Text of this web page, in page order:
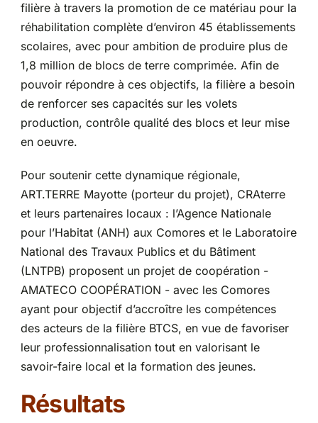
filière à travers la promotion de ce matériau pour la
réhabilitation complète d’environ 45 établissements
scolaires, avec pour ambition de produire plus de
1,8 million de blocs de terre comprimée. Afin de
pouvoir répondre à ces objectifs, la filière a besoin
de renforcer ses capacités sur les volets
production, contrôle qualité des blocs et leur mise
en oeuvre.
Pour soutenir cette dynamique régionale,
ART.TERRE Mayotte (porteur du projet), CRAterre
et leurs partenaires locaux : l’Agence Nationale
pour l’Habitat (ANH) aux Comores et le Laboratoire
National des Travaux Publics et du Bâtiment
(LNTPB) proposent un projet de coopération -
AMATECO COOPÉRATION - avec les Comores
ayant pour objectif d’accroître les compétences
des acteurs de la filière BTCS, en vue de favoriser
leur professionnalisation tout en valorisant le
savoir-faire local et la formation des jeunes.
Résultats